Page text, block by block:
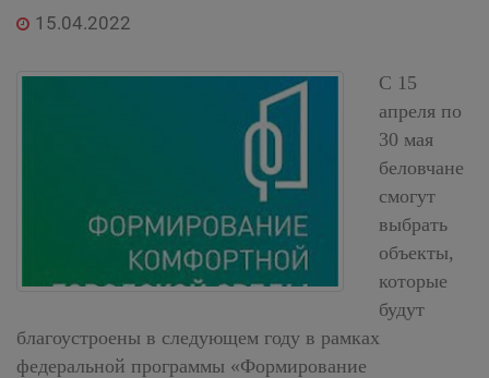
15.04.2022
С 15
апреля по
30 мая
беловчане
смогут
выбрать
объекты,
которые
будут
благоустроены в следующем году в рамках
федеральной программы «Формирование